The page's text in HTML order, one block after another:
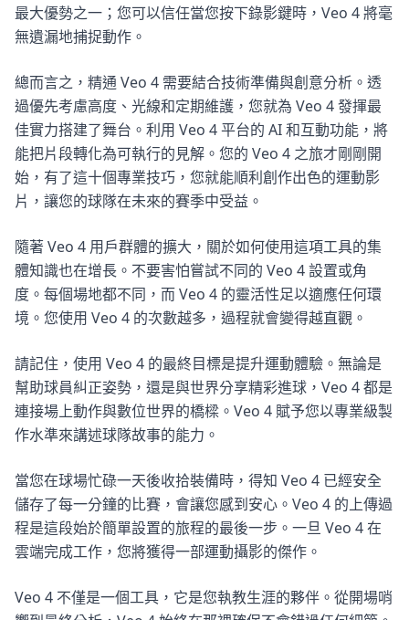
最大優勢之一；您可以信任當您按下錄影鍵時，Veo 4 將毫
無遺漏地捕捉動作。
總而言之，精通 Veo 4 需要結合技術準備與創意分析。透
過優先考慮高度、光線和定期維護，您就為 Veo 4 發揮最
佳實力搭建了舞台。利用 Veo 4 平台的 AI 和互動功能，將
能把片段轉化為可執行的見解。您的 Veo 4 之旅才剛剛開
始，有了這十個專業技巧，您就能順利創作出色的運動影
片，讓您的球隊在未來的賽季中受益。
隨著 Veo 4 用戶群體的擴大，關於如何使用這項工具的集
體知識也在增長。不要害怕嘗試不同的 Veo 4 設置或角
度。每個場地都不同，而 Veo 4 的靈活性足以適應任何環
境。您使用 Veo 4 的次數越多，過程就會變得越直觀。
請記住，使用 Veo 4 的最終目標是提升運動體驗。無論是
幫助球員糾正姿勢，還是與世界分享精彩進球，Veo 4 都是
連接場上動作與數位世界的橋樑。Veo 4 賦予您以專業級製
作水準來講述球隊故事的能力。
當您在球場忙碌一天後收拾裝備時，得知 Veo 4 已經安全
儲存了每一分鐘的比賽，會讓您感到安心。Veo 4 的上傳過
程是這段始於簡單設置的旅程的最後一步。一旦 Veo 4 在
雲端完成工作，您將獲得一部運動攝影的傑作。
Veo 4 不僅是一個工具，它是您執教生涯的夥伴。從開場哨